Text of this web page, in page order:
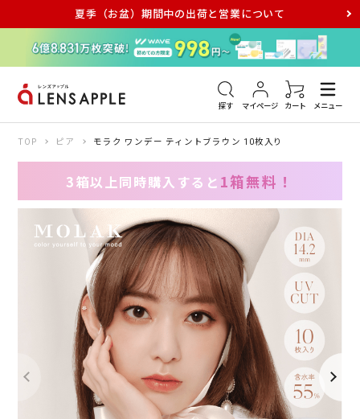
夏季（お盆）期間中の出荷と営業について
探す マイページ カート メニュー
アキュビュー メダリスト メガネ
TOP ピア モラク ワンデー ティントブラウン 10枚入り
3箱以上同時購入すると 1箱無料！